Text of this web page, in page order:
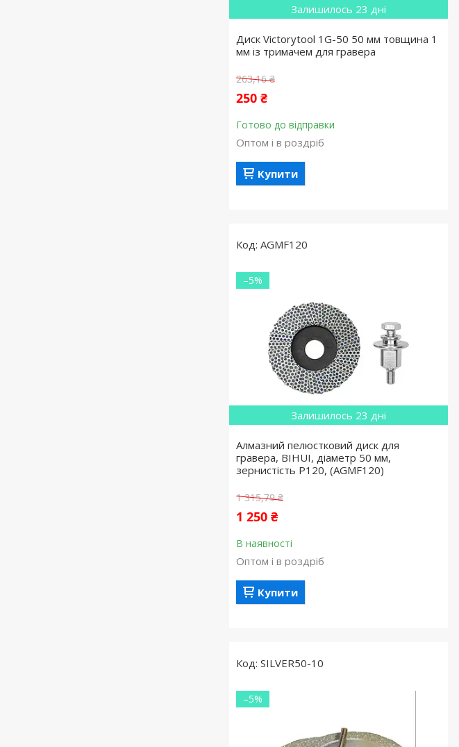
Залишилось 23 дні
Диск Victorytool 1G-50 50 мм товщина 1
мм із тримачем для гравера
263,16 ₴
250 ₴
Готово до відправки
Оптом і в роздріб
Купити
AGMF120
Залишилось 23 дні
–5%
Алмазний пелюстковий диск для
гравера, BIHUI, діаметр 50 мм,
зернистість P120, (AGMF120)
1 315,79 ₴
1 250 ₴
В наявності
Оптом і в роздріб
Купити
SILVER50-10
–5%